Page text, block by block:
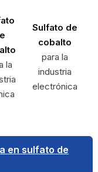
la
Sulfato de
cobalto
para la
industria
electrónica
en sulfato de